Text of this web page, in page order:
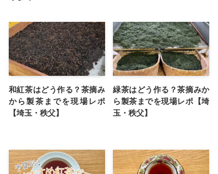
和紅茶はどう作る？茶摘み
から製茶までを現場レポ
【埼玉・秩父】
緑茶はどう作る？茶摘みか
ら製茶までを現場レポ【埼
玉・秩父】